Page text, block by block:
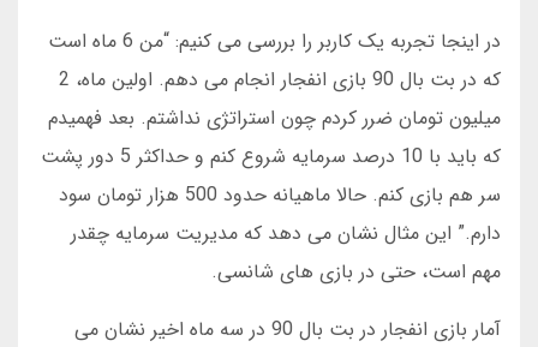
در اینجا تجربه یک کاربر را بررسی می کنیم: “من 6 ماه است
که در بت بال 90 بازی انفجار انجام می دهم. اولین ماه، 2
میلیون تومان ضرر کردم چون استراتژی نداشتم. بعد فهمیدم
که باید با 10 درصد سرمایه شروع کنم و حداکثر 5 دور پشت
سر هم بازی کنم. حالا ماهیانه حدود 500 هزار تومان سود
دارم.” این مثال نشان می دهد که مدیریت سرمایه چقدر
مهم است، حتی در بازی های شانسی.
آمار بازی انفجار در بت بال 90 در سه ماه اخیر نشان می